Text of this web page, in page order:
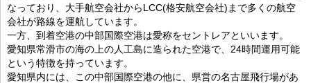
なっており、大手航空会社からLCC(格安航空会社)まで多くの航空
会社が路線を運航しています。
一方、到着空港の中部国際空港は愛称をセントレアといいます。
愛知県常滑市の海の上の人工島に造られた空港で、24時間運用可能
という特徴を持っています。
愛知県内には、この中部国際空港の他に、県営の名古屋飛行場があ